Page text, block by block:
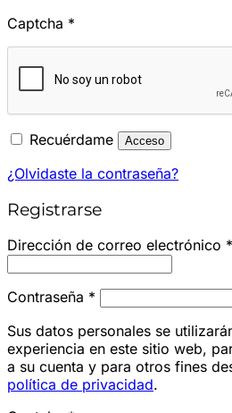
Captcha *
Recuérdame Acceso
¿Olvidaste la contraseña?
Registrarse
Dirección de correo electrónico *
Contraseña *
Sus datos personales se
experiencia en este sitio web,
a su cuenta y para otros fines
política de privacidad.